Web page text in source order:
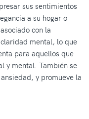
sus sentimientos
a su hogar o
con la
mental, lo que
para aquellos que
y mental. También se
y promueve la